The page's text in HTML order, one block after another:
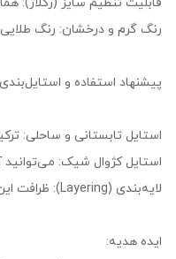
رنگ گرم و درخشان: رنگ
پیشنهاد استفاده و
استایل تابستانی و ساحلی:
استایل کژوال شیک: می‌توانید
لایه‌بندی (Layering): ظرافت این مدل به شما اجازه می‌دهد تا آن را به راحتی با پابندهای زنجیری ساده‌تر یا مدل‌های کارتیر ظریف ترکیب کرده و استایل بوهو یا لایه‌ای جذابی خلق کنید.
ایده هدیه: